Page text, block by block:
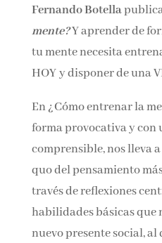
Fernando Botella publica
mente?Y aprender de
que tu mente necesita
líder HOY y disponer de
En ¿Cómo entrenar la
una forma provocativa y
sencillo y comprensible,
replantearnos el status
más establecido. Lo
centradas en algunas de
básicas que nos
Nombre*
Por favor, acepta los
de privacidad